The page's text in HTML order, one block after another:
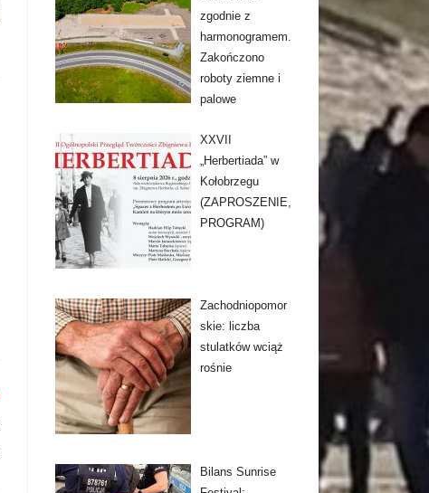
zgodnie z
harmonogramem.
Zakończono
roboty ziemne i
palowe
XXVII
„Herbertiada” w
Kołobrzegu
(ZAPROSZENIE,
PROGRAM)
Zachodniopomor
skie: liczba
stulatków wciąż
rośnie
Bilans Sunrise